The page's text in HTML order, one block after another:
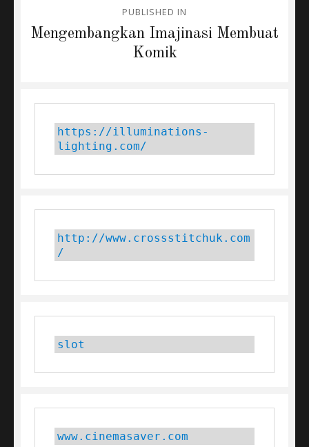
navigation
PUBLISHED IN
Mengembangkan Imajinasi Membuat
Komik
https://illuminations-
lighting.com/
http://www.crossstitchuk.com
/
slot
www.cinemasaver.com